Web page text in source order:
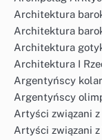
Architektura
Architektura
Architektura
Architektura I
Argentyńscy
Argentyńscy
Artyści związani
Artyści związani z